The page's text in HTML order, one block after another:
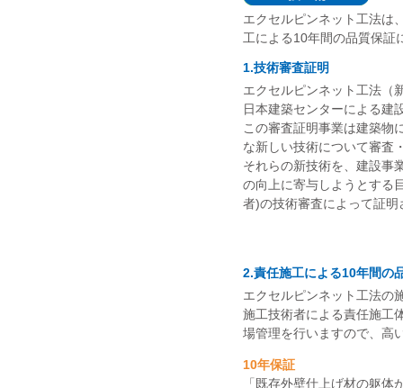
エクセルピンネット工法は
工による10年間の品質保証
1.技術審査証明
エクセルピンネット工法（
日本建築センターによる建
この審査証明事業は建築物
な新しい技術について審査
それらの新技術を、建設事
の向上に寄与しようとする
者)の技術審査によって証
2.責任施工による10年間の
エクセルピンネット工法の
施工技術者による責任施工
場管理を行いますので、高
10年保証
「既存外壁仕上げ材の躯